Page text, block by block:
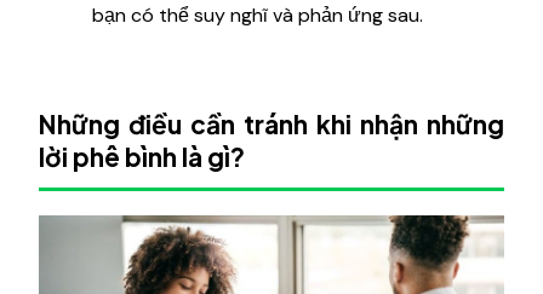
bạn có thể suy nghĩ và phản ứng sau.
Những điều cần tránh khi nhận những
lời phê bình là gì?